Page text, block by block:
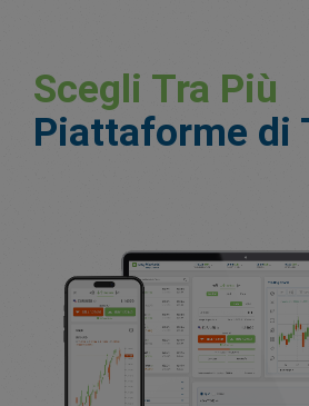
Scegli Tra Più
Piattaforme di